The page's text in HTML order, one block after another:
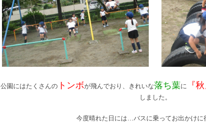
公園にはたくさんのトンボが飛んでおり、きれいな落ち葉に 『
しました。
今度晴れた日には…バスに乗ってお出かけに